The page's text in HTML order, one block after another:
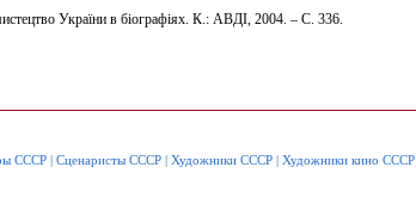
України в біографіях. К.: АВДІ, 2004. – С. 336.
СССР Сценаристы СССР Художники СССР Художники кино СССР